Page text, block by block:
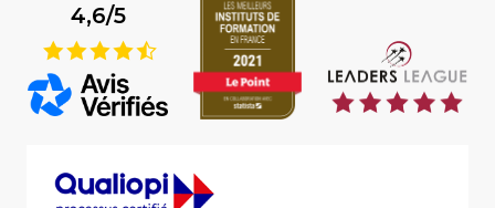
4,6/5
9